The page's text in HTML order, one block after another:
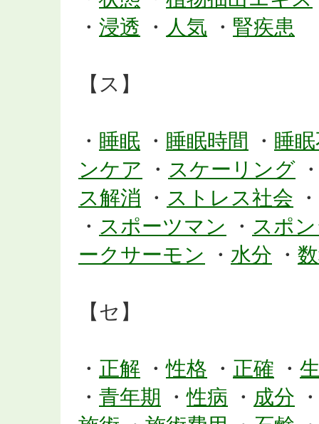
・ 浸透 ・ 人気 ・ 腎疾患
【ス】
・ 睡眠 ・ 睡眠時間 ・ 睡
ンケア ・ スケーリング
ス解消 ・ ストレス社会 ・
・ スポーツマン ・ スポ
ークサーモン ・ 水分 ・
【セ】
・ 正解 ・性格 ・ 正確 ・
・ 青年期 ・性病 ・ 成分